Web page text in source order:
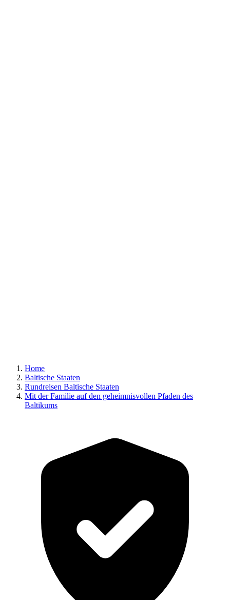
Home
Baltische Staaten
Rundreisen Baltische Staaten
Mit der Familie auf den geheimnisvollen Pfaden des
Baltikums